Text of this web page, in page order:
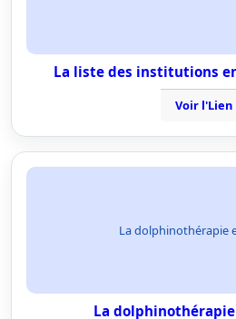
La liste des institutions
Voir l'Lien
La dolphinothérapie
La